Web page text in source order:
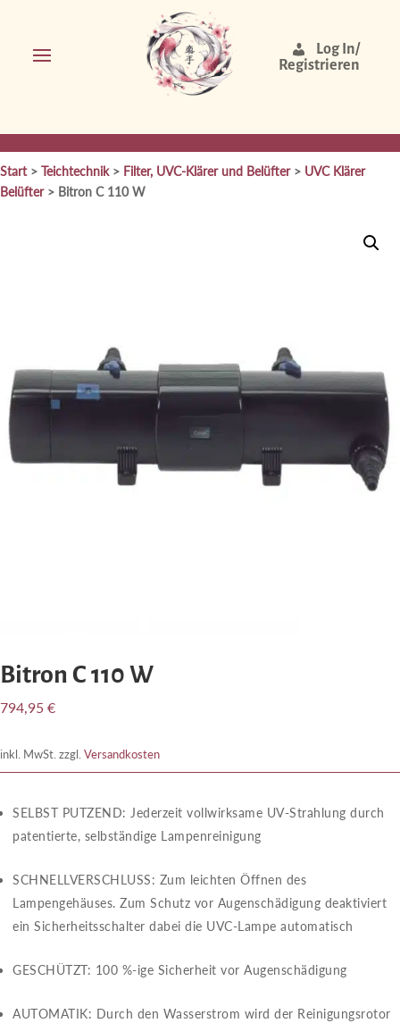
Log In/
Registrieren
Start> Teichtechnik> Filter, UVC-Klärer und Belüfter> UVC Klärer
Belüfter> Bitron C 110 W
Bitron C 110 W
794,95 €
inkl. MwSt. zzgl. Versandkosten
SELBST PUTZEND​​: Jederzeit vollwirksame UV-Strahlung durch
patentierte, selbständige Lampenreinigung
SCHNELLVERSCHLUSS​​: Zum leichten Öffnen des
Lampengehäuses. Zum Schutz vor Augenschädigung deaktiviert
ein Sicherheitsschalter dabei die UVC-Lampe automatisch
GESCHÜTZT​​: 100 %-ige Sicherheit vor Augenschädigung
AUTOMATIK​​: Durch den Wasserstrom wird der Reinigungsrotor